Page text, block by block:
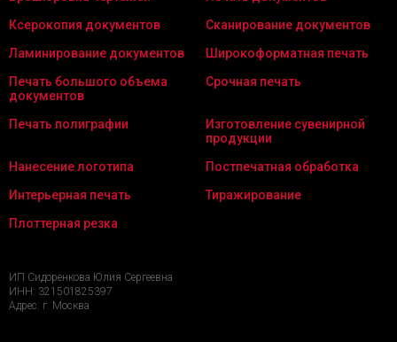
Ксерокопия документов
Сканирование документов
Ламинирование документов
Широкоформатная печать
Печать большого объема
документов
Срочная печать
Печать полиграфии
Изготовление сувенирной
продукции
Нанесение логотипа
Постпечатная обработка
Интерьерная печать
Тиражирование
Плоттерная резка
ИП Сидоренкова Юлия Сергеевна
ИНН: 321501825397
Адрес: г. Москва